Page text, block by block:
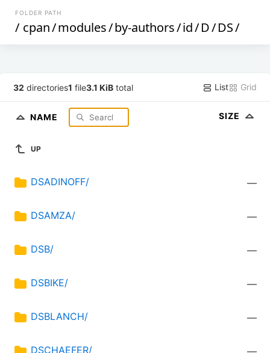
FOLDER PATH
/ cpan/modules/by-authors/id/D/DS/
32 directories1 file3.1 KiB total List Grid
NAME SIZE
UP
DSADINOFF/ —
DSAMZA/ —
DSB/ —
DSBIKE/ —
DSBLANCH/ —
DSCHAEFER/